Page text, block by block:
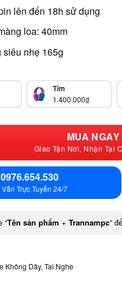
lên đến 18h sử dụng
loa: 40mm
nhẹ 165g
Tím
1.400.000₫
MUA NGAY
Giao Tận Nơi, Nhận Tại
0976.654.530
Vấn Trực Tuyến 24/7
“Tên sản phẩm + Trannampc”
Không Dây, Tai Nghe